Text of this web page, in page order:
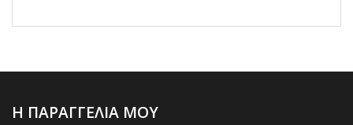
Η ΠΑΡΑΓΓΕΛΙΑ ΜΟΥ